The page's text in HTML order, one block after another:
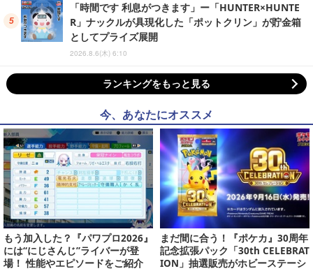
「時間です 利息がつきます」ー「HUNTER×HUNTE
R」ナックルが具現化した「ポットクリン」が貯金箱
としてプライズ展開
2026.8.6(木) 6:10
ランキングをもっと見る
今、あなたにオススメ
もう加入した？『パワプロ2026』
には“にじさんじ”ライバーが登
場！ 性能やエピソードをご紹介
まだ間に合う！『ポケカ』30周年
記念拡張パック「30th CELEBRAT
ION」抽選販売がホビーステーシ